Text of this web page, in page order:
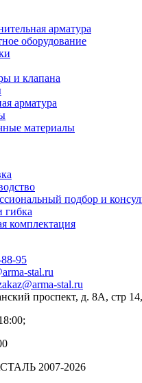
арматура
оборудование
и клапана
арматура
материалы
подбор и
гибка
комплектация
95
stal.ru
stal.ru
проспект, д. 8А, стр
2007-2026